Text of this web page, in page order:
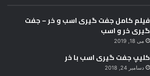
فیلم کامل جفت گیری اسب و خر – جفت
گیری خر و اسب
می 18, 2019
کلیپ جفت گیری اسب با خر
دسامبر 24, 2018